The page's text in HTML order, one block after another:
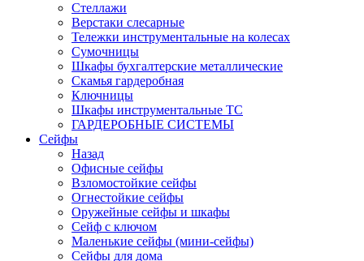
Стеллажи
Верстаки слесарные
Тележки инструментальные на колесах
Сумочницы
Шкафы бухгалтерские металлические
Скамья гардеробная
Ключницы
Шкафы инструментальные ТС
ГАРДЕРОБНЫЕ СИСТЕМЫ
Сейфы
Назад
Офисные сейфы
Взломостойкие сейфы
Огнестойкие сейфы
Оружейные сейфы и шкафы
Сейф с ключом
Маленькие сейфы (мини-сейфы)
Сейфы для дома